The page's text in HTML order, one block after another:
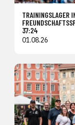
TRAININGSLAGER
37:24
01.08.26